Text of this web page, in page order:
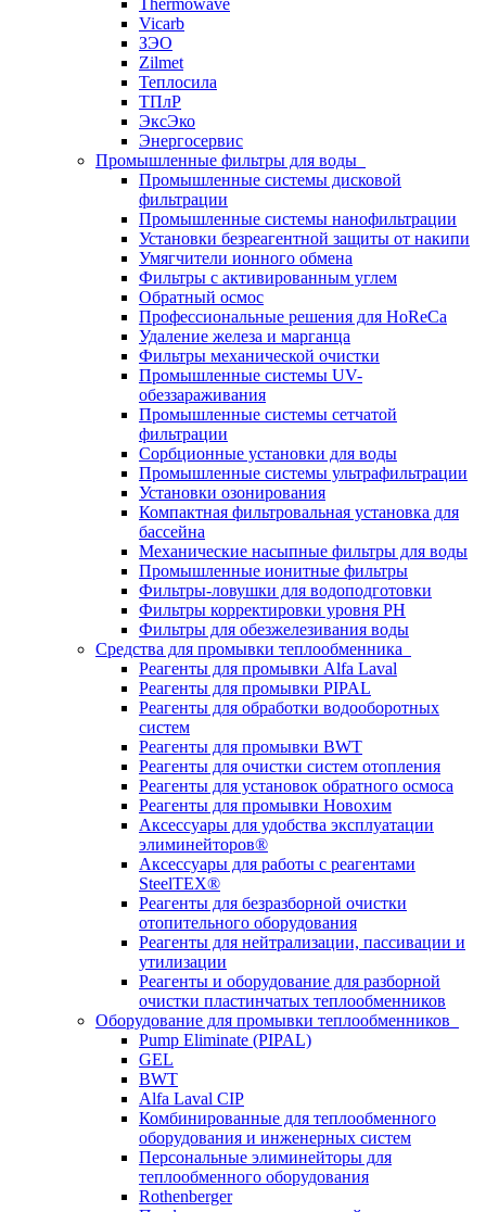
Thermowave
Vicarb
ЗЭО
Zilmet
Теплосила
ТПлР
ЭксЭко
Энергосервис
Промышленные фильтры для воды
Промышленные системы дисковой
фильтрации
Промышленные системы нанофильтрации
Установки безреагентной защиты от накипи
Умягчители ионного обмена
Фильтры с активированным углем
Обратный осмос
Профессиональные решения для HoReCa
Удаление железа и марганца
Фильтры механической очистки
Промышленные системы UV-
обеззараживания
Промышленные системы сетчатой
фильтрации
Сорбционные установки для воды
Промышленные системы ультрафильтрации
Установки озонирования
Компактная фильтровальная установка для
бассейна
Механические насыпные фильтры для воды
Промышленные ионитные фильтры
Фильтры-ловушки для водоподготовки
Фильтры корректировки уровня PH
Фильтры для обезжелезивания воды
Средства для промывки теплообменника
Реагенты для промывки Alfa Laval
Реагенты для промывки PIPAL
Реагенты для обработки водооборотных
систем
Реагенты для промывки BWT
Реагенты для очистки систем отопления
Реагенты для установок обратного осмоса
Реагенты для промывки Новохим
Аксессуары для удобства эксплуатации
элиминейторов®
Аксессуары для работы с реагентами
SteelTEX®
Реагенты для безразборной очистки
отопительного оборудования
Реагенты для нейтрализации, пассивации и
утилизации
Реагенты и оборудование для разборной
очистки пластинчатых теплообменников
Оборудование для промывки теплообменников
Pump Eliminate (PIPAL)
GEL
BWT
Alfa Laval CIP
Комбинированные для теплообменного
оборудования и инженерных систем
Персональные элиминейторы для
теплообменного оборудования
Rothenberger